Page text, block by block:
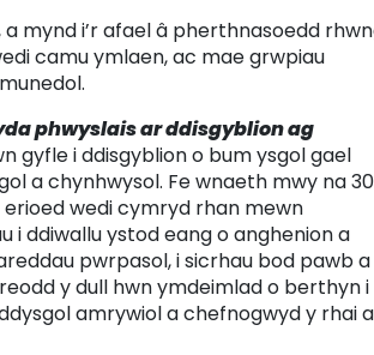
mynd i’r afael â pherthnasoedd
camu ymlaen, ac mae grwpiau
phwyslais ar ddisgyblion ag
gyfle i ddisgyblion o bum ysgol gael
a chynhwysol. Fe wnaeth mwy na
wedi cymryd rhan mewn
i ddiwallu ystod eang o anghenion a
pwrpasol, i sicrhau bod pawb a
y dull hwn ymdeimlad o berthyn i
amrywiol a chefnogwyd y rhai